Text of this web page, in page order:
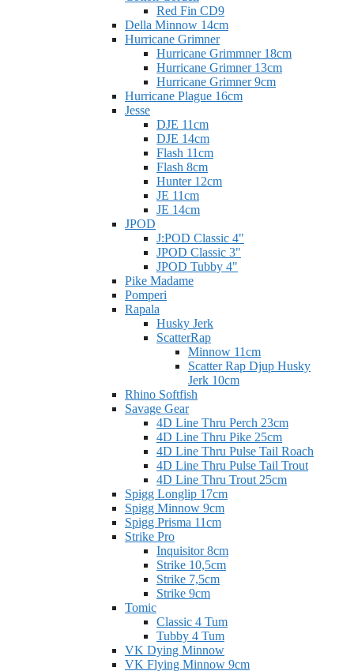
Red Fin CD9
Della Minnow 14cm
Hurricane Grimner
Hurricane Grimmner 18cm
Hurricane Grimner 13cm
Hurricane Grimner 9cm
Hurricane Plague 16cm
Jesse
DJE 11cm
DJE 14cm
Flash 11cm
Flash 8cm
Hunter 12cm
JE 11cm
JE 14cm
JPOD
J:POD Classic 4"
JPOD Classic 3"
JPOD Tubby 4"
Pike Madame
Pomperi
Rapala
Husky Jerk
ScatterRap
Minnow 11cm
Scatter Rap Djup Husky
Jerk 10cm
Rhino Softfish
Savage Gear
4D Line Thru Perch 23cm
4D Line Thru Pike 25cm
4D Line Thru Pulse Tail Roach
4D Line Thru Pulse Tail Trout
4D Line Thru Trout 25cm
Spigg Longlip 17cm
Spigg Minnow 9cm
Spigg Prisma 11cm
Strike Pro
Inquisitor 8cm
Strike 10,5cm
Strike 7,5cm
Strike 9cm
Tomic
Classic 4 Tum
Tubby 4 Tum
VK Dying Minnow
VK Flying Minnow 9cm